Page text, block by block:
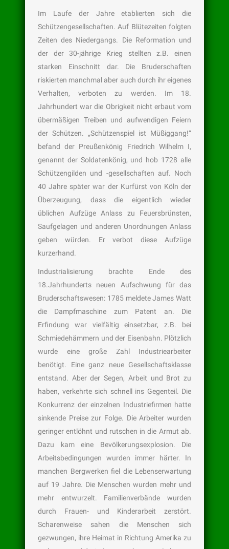
Im Laufe der Jahre etablierten sich die
Schützengesellschaften. Auf Blütezeiten folgten
Zeiten des Niedergangs. Die Reformation und
der der 30-jährige Krieg stellten z.B. einen
starken Einschnitt dar. Die Bruderschaften
riskierten manchmal aber auch durch ihr eigenes
Verhalten, verboten zu werden. Im 18.
Jahrhundert war die Obrigkeit nicht erbaut vom
übermäßigen Treiben und aufwendigen Feiern
der Schützen. „Schützenspiel ist Müßiggang!“
befand der Preußenkönig Friedrich Wilhelm I,
genannt der Soldatenkönig, und hob 1728 alle
Schützengilden und -gesellschaften auf. Noch
40 Jahre später war der Kurfürst von Köln der
Überzeugung, dass die eigentlich wieder
üblichen Aufzüge Anlass zu Feuersbrünsten,
Saufgelagen und anderen Unordnungen Anlass
geben würden. Er verbot diese Aufzüge
kurzerhand.
Industrialisierung brachte Ende des
18.Jahrhunderts neuen Aufschwung für das
Bruderschaftswesen: 1785 meldete James Watt
die Dampfmaschine zum Patent an. Die
Erfindung war vielfältig einsetzbar, z.B. bei
Schmiedehämmern und der Eisenbahn. Plötzlich
wurde eine große Zahl Industriearbeiter
benötigt. Eine ganz neue Gesellschaftsklasse
entstand. Aber der Segen, Arbeit und Brot zu
haben, verkehrte sich schnell ins Gegenteil. Die
Konkurrenz der einzelnen Industriefirmen hatte
sinkende Preise zur Folge. Die Arbeiter wurden
geringer entlöhnt und rutschen in die Armut ab.
Dazu kam eine Bevölkerungsexplosion. Die
Arbeitsbedingungen wurden immer härter. In
manchen Bergwerken fiel die Lebenserwartung
auf 19 Jahre. Die Menschen wurden mehr und
mehr entwurzelt. Familienverbände wurden
durch Frauen- und Kinderarbeit zerstört.
Scharenweise sahen die Menschen sich
gezwungen, ihre Heimat in Richtung Amerika zu